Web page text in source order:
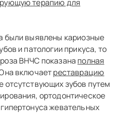
терапию для
были выявлены кариозные
и патологии прикуса, то
ВНЧС показана полная
включаетреставрацию
отсутствующих зубов путем
ортодонтическое
жевательных